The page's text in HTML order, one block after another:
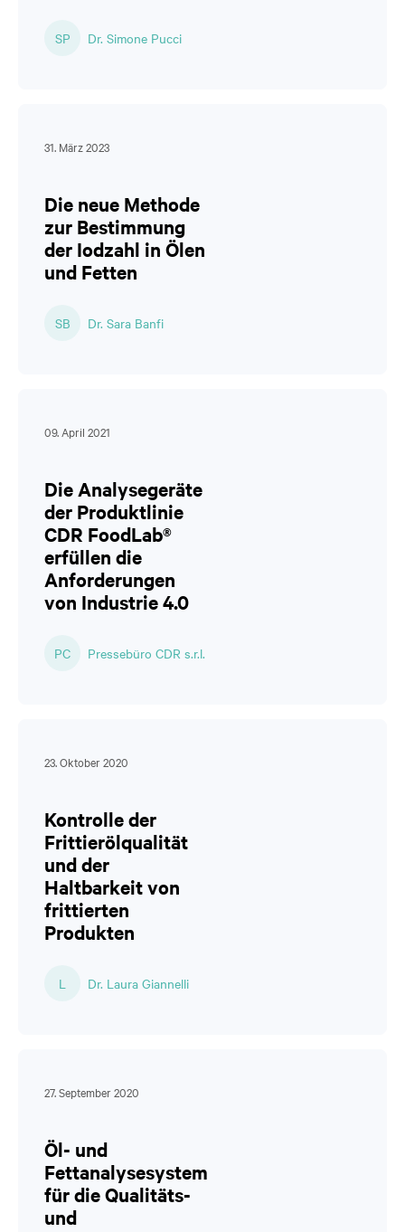
SP Dr. Simone Pucci
31. März 2023
Die neue Methode
zur Bestimmung
der Iodzahl in Ölen
und Fetten
SB Dr. Sara Banfi
09. April 2021
Die Analysegeräte
der Produktlinie
CDR FoodLab®
erfüllen die
Anforderungen
von Industrie 4.0
PC Pressebüro CDR s.r.l.
23. Oktober 2020
Kontrolle der
Frittierölqualität
und der
Haltbarkeit von
frittierten
Produkten
L Dr. Laura Giannelli
27. September 2020
Öl- und
Fettanalysesystem
für die Qualitäts-
und